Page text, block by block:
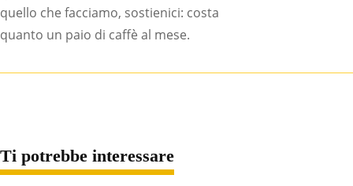
quello che facciamo, sostienici: costa
quanto un paio di caffè al mese.
Ti potrebbe interessare